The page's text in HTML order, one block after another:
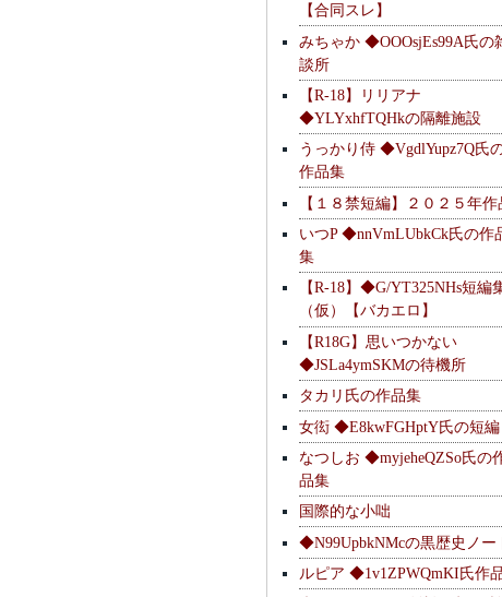
【合同スレ】
みちゃか ◆OOOsjEs99A氏の
談所
【R-18】リリアナ
◆YLYxhfTQHkの隔離施設
うっかり侍 ◆VgdlYupz7Q氏
作品集
【１８禁短編】２０２５年作
いつP ◆nnVmLUbkCk氏の作
集
【R-18】◆G/YT325NHs短編
（仮）【バカエロ】
【R18G】思いつかない
◆JSLa4ymSKMの待機所
タカリ氏の作品集
女衒 ◆E8kwFGHptY氏の短編
なつしお ◆myjeheQZSo氏の
品集
国際的な小咄
◆N99UpbkNMcの黒歴史ノー
ルピア ◆1v1ZPWQmKI氏作